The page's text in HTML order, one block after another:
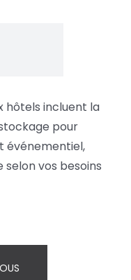
hôtels incluent la
pour
événementiel,
vos besoins